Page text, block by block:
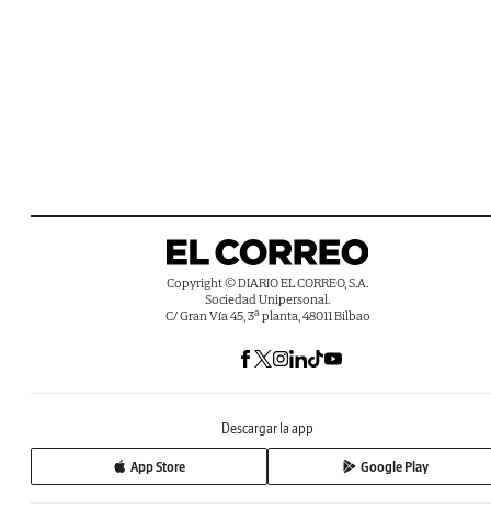
Copyright © DIARIO EL CORREO, S.A.
Sociedad Unipersonal.
C/ Gran Vía 45, 3ª planta, 48011 Bilbao
Descargar la app
App Store Google Play